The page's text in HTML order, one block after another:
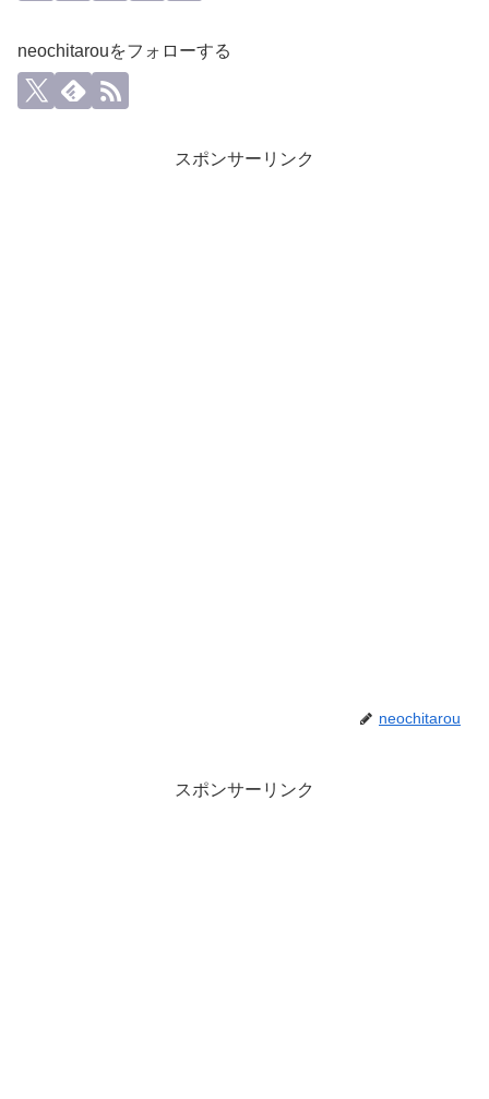
neochitarouをフォローする
スポンサーリンク
neochitarou
スポンサーリンク